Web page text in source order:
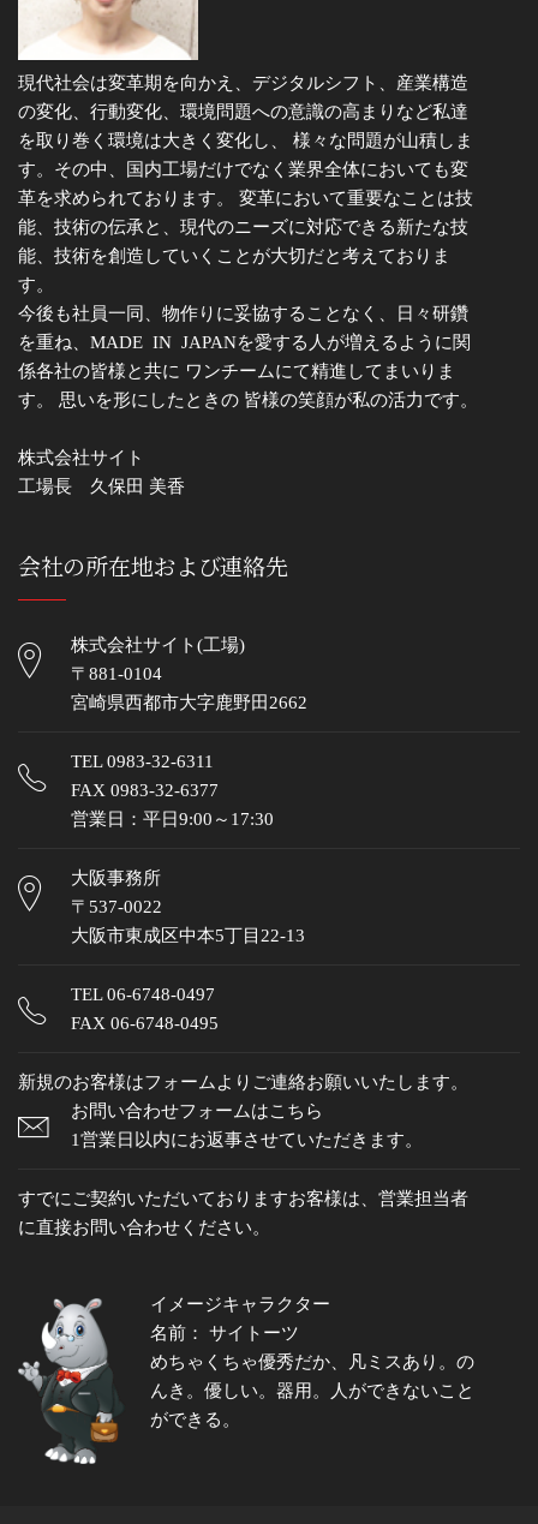
現代社会は変革期を向かえ、デジタルシフト、産業構造
の変化、行動変化、環境問題への意識の高まりなど私達
を取り巻く環境は大きく変化し、 様々な問題が山積しま
す。その中、国内工場だけでなく業界全体においても変
革を求められております。 変革において重要なことは技
能、技術の伝承と、現代のニーズに対応できる新たな技
能、技術を創造していくことが大切だと考えておりま
す。
今後も社員一同、物作りに妥協することなく、日々研鑽
を重ね、MADE IN JAPANを愛する人が増えるように関
係各社の皆様と共に ワンチームにて精進してまいりま
す。 思いを形にしたときの 皆様の笑顔が私の活力です。
株式会社サイト
工場長 久保田 美香
会社の所在地および連絡先
株式会社サイト(工場)
〒881-0104
宮崎県西都市大字鹿野田2662
TEL0983-32-6311
FAX 0983-32-6377
営業日：平日9:00～17:30
大阪事務所
〒537-0022
大阪市東成区中本5丁目22-13
TEL06-6748-0497
FAX 06-6748-0495
新規のお客様はフォームよりご連絡お願いいたします。
お問い合わせフォームはこちら
1営業日以内にお返事させていただきます。
すでにご契約いただいておりますお客様は、営業担当者
に直接お問い合わせください。
イメージキャラクター
名前： サイトーツ
めちゃくちゃ優秀だか、凡ミスあり。の
んき。優しい。器用。人ができないこと
ができる。